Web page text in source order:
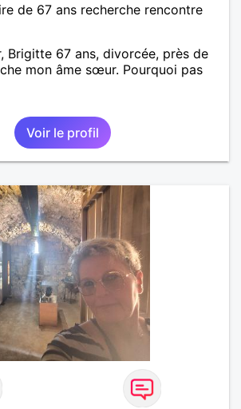
de 67 ans recherche rencontre
Brigitte 67 ans, divorcée, près de
mon âme sœur. Pourquoi pas
Voir le profil